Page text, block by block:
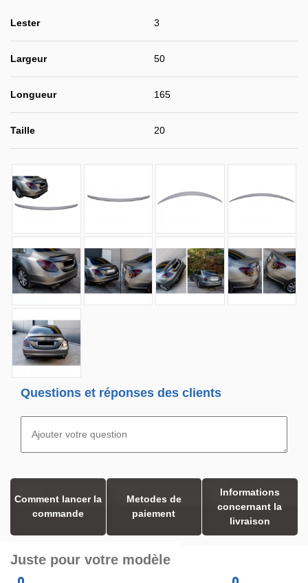
Lester 3
Largeur 50
Longueur 165
Taille 20
Questions et réponses des clients
Comment lancer la
commande
Metodes de
paiement
Informations
concernant la
livraison
Juste pour votre modèle